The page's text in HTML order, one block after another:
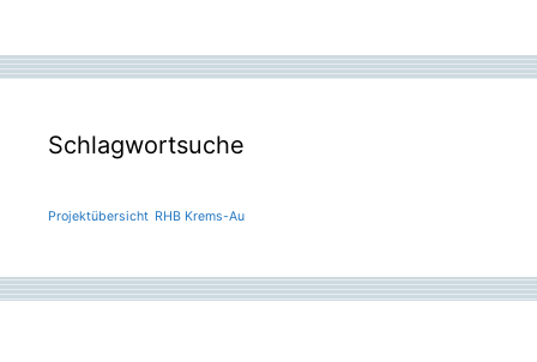
Schlagwortsuche
Projektübersicht RHB Krems-Au